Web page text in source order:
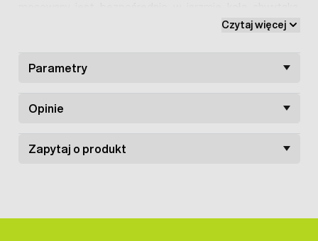
Drugi (cieńszy) o długości 73 cm wchodzi w pierwszy
powodzeniem łapać można nim zarówno małe jak i większe
2 cm) oraz, że tworzy ona duży worek, zapewnia, że
uszkodzeniem.
Czytaj więcej
Parametry
Opinie
Zapytaj o produkt